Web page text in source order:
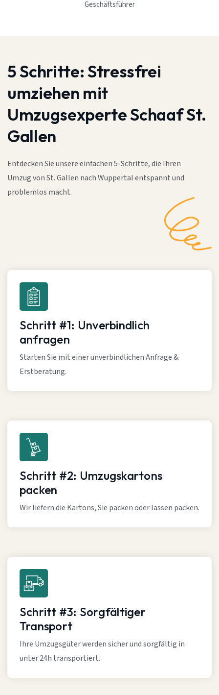
Geschäftsführer
5 Schritte:Stressfrei
umziehen mit
Umzugsexperte Schaaf St.
Gallen
Entdecken Sie unsere einfachen 5-Schritte, die Ihren
Umzug von St. Gallen nach Wuppertal entspannt und
problemlos macht.
Schritt #1: Unverbindlich
anfragen
Starten Sie mit einer unverbindlichen Anfrage &
Erstberatung.
Schritt #2: Umzugskartons
packen
Wir liefern die Kartons, Sie packen oder lassen packen.
Schritt #3: Sorgfältiger
Transport
Ihre Umzugsgüter werden sicher und sorgfältig in
unter 24h transportiert.